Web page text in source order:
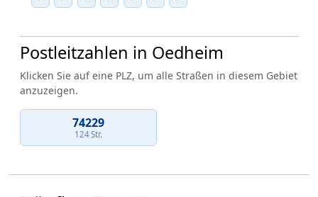
Postleitzahlen in Oedheim
Klicken Sie auf eine PLZ, um alle Straßen in diesem Gebiet
anzuzeigen.
74229
124 Str.